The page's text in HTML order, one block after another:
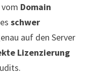
Domain
schwer
auf den Server
Lizenzierung